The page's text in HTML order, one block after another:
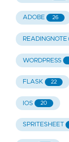
ADOBE 26
READINGNOTE
WORDPRESS
FLASK 22
IOS 20
SPRITESHEET